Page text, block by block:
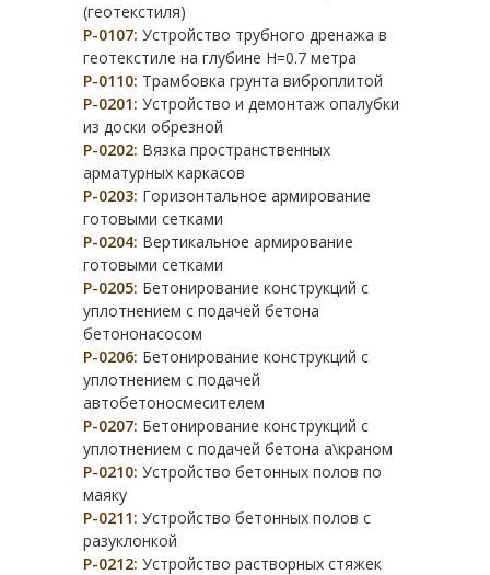
(геотекстиля)
Р-0107: Устройство трубного дренажа в
геотекстиле на глубине H=0.7 метра
Р-0110: Трамбовка грунта виброплитой
Р-0201: Устройство и демонтаж опалубки
из доски обрезной
Р-0202: Вязка пространственных
арматурных каркасов
Р-0203: Горизонтальное армирование
готовыми сетками
Р-0204: Вертикальное армирование
готовыми сетками
Р-0205: Бетонирование конструкций с
уплотнением с подачей бетона
бетононасосом
Р-0206: Бетонирование конструкций с
уплотнением с подачей
автобетоносмесителем
Р-0207: Бетонирование конструкций с
уплотнением с подачей бетона а\краном
Р-0210: Устройство бетонных полов по
маяку
Р-0211: Устройство бетонных полов с
разуклонкой
Р-0212: Устройство растворных стяжек